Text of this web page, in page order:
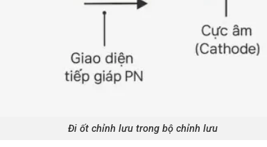
Đi ốt chỉnh lưu trong bộ chỉnh lưu